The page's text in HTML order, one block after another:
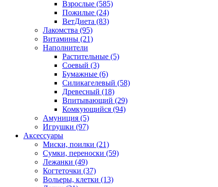
Взрослые (585)
Пожилые (24)
ВетДиета (83)
Лакомства (95)
Витамины (21)
Наполнители
Растительные (5)
Соевый (3)
Бумажные (6)
Силикагелевый (58)
Древесный (18)
Впитывающий (29)
Комкующийся (94)
Амуниция (5)
Игрушки (97)
Аксессуары
Миски, поилки (21)
Сумки, переноски (59)
Лежанки (49)
Когтеточки (37)
Вольеры, клетки (13)